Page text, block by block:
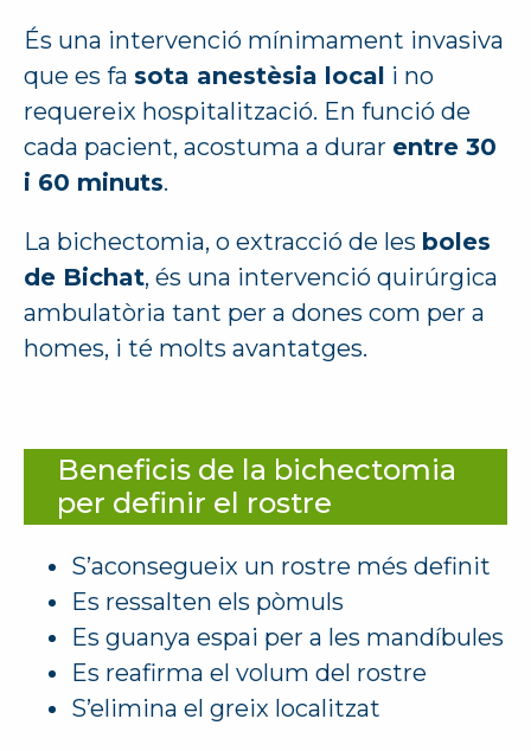
És una intervenció mínimament invasiva
que es fa sota anestèsia local i no
requereix hospitalització. En funció de
cada pacient, acostuma a durar entre 30
i 60 minuts.
La bichectomia, o extracció de les boles
de Bichat, és una intervenció quirúrgica
ambulatòria tant per a dones com per a
homes, i té molts avantatges.
Beneficis de la bichectomia
per definir el rostre
S’aconsegueix un rostre més definit
Es ressalten els pòmuls
Es guanya espai per a les mandíbules
Es reafirma el volum del rostre
S’elimina el greix localitzat